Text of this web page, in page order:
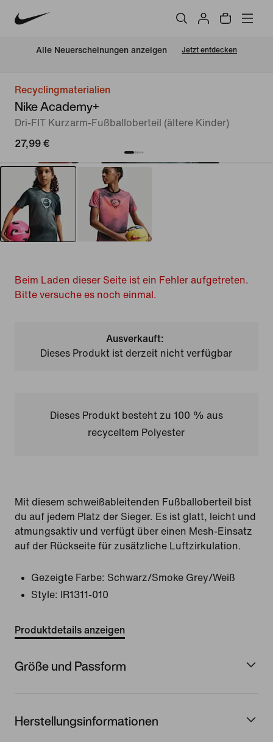
Alle Neuerscheinungen anzeigen Jetzt entdecken
Recyclingmaterialien
Nike Academy+
Dri-FIT Kurzarm-Fußballoberteil (ältere Kinder)
27,99 €
Beim Laden dieser Seite ist ein Fehler aufgetreten.
Bitte versuche es noch einmal.
Ausverkauft:
Dieses Produkt ist derzeit nicht verfügbar
Dieses Produkt besteht zu 100 % aus
recyceltem Polyester
Mit diesem schweißableitenden Fußballoberteil bist
du auf jedem Platz der Sieger. Es ist glatt, leicht und
atmungsaktiv und verfügt über einen Mesh-Einsatz
auf der Rückseite für zusätzliche Luftzirkulation.
Gezeigte Farbe: Schwarz/Smoke Grey/Weiß
Style:
IR1311-010
Produktdetails anzeigen
Größe und Passform
Herstellungsinformationen